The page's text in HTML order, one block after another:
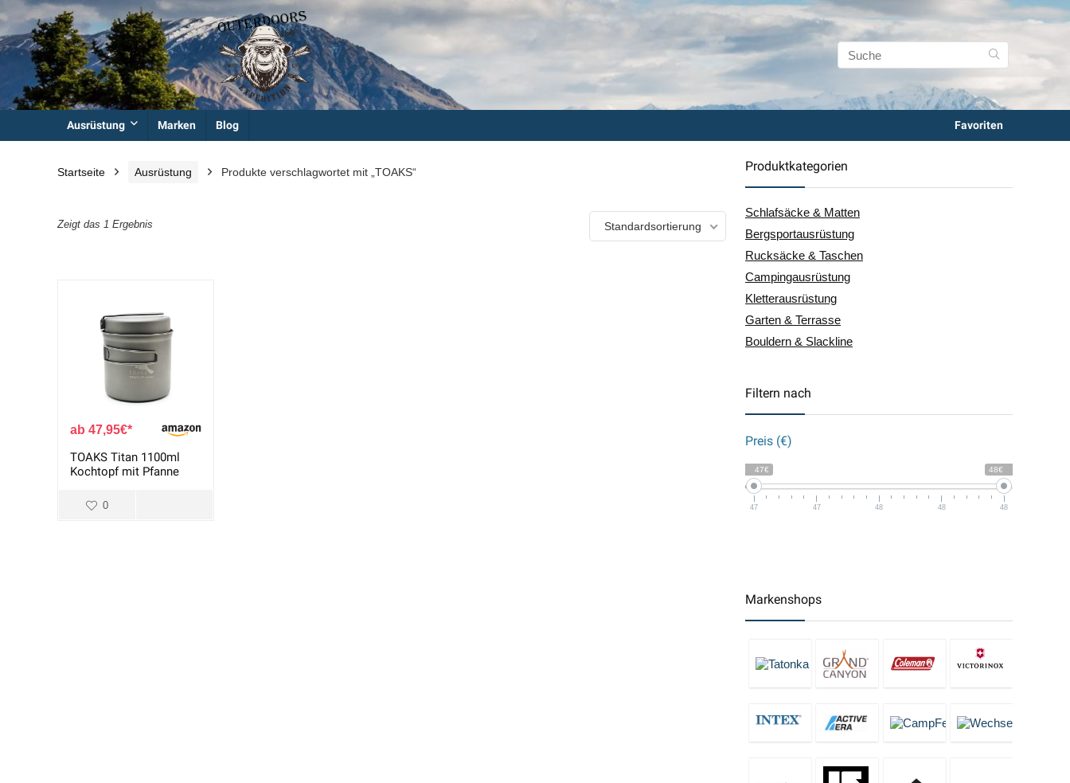
Ausrüstung Marken Blog Favoriten
Startseite Ausrüstung Produkte verschlagwortet mit „TOAKS“
Zeigt das 1 Ergebnis Standardsortierung
47,95€
TOAKS Titan 1100ml
Kochtopf mit Pfanne
0
Produktkategorien
Schlafsäcke & Matten
Bergsportausrüstung
Rucksäcke & Taschen
Campingausrüstung
Kletterausrüstung
Garten & Terrasse
Bouldern & Slackline
Filtern nach
Preis (€)
47€ 48€
47 47 48 48 48
Markenshops